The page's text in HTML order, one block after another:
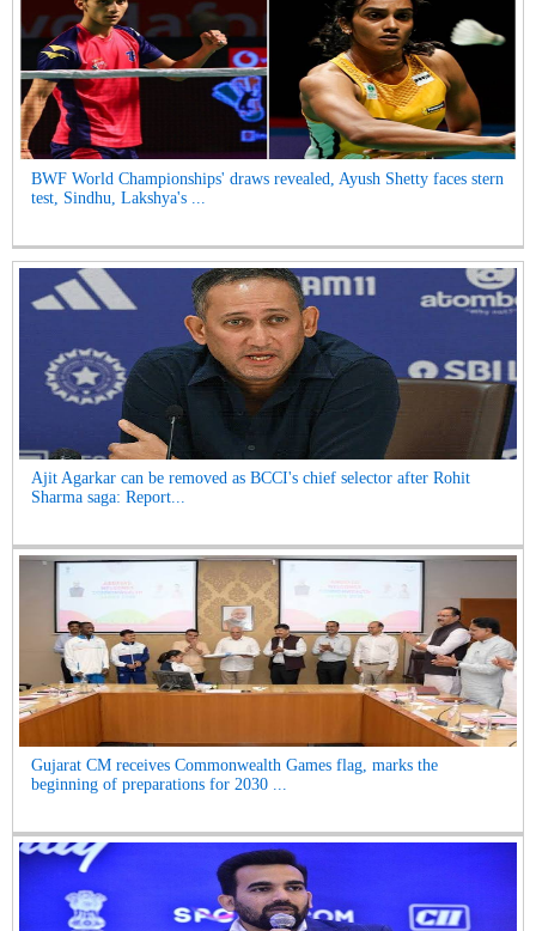
BWF World Championships' draws revealed, Ayush Shetty faces stern
test, Sindhu, Lakshya's ...
Ajit Agarkar can be removed as BCCI's chief selector after Rohit
Sharma saga: Report...
Gujarat CM receives Commonwealth Games flag, marks the
beginning of preparations for 2030 ...